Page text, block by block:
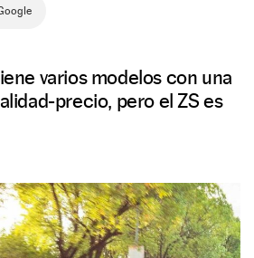
varios modelos con una
precio, pero el ZS es